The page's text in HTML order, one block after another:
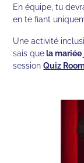
En équipe, tu
en te fiant
Une activité
sais quela mariée
sessionQuiz